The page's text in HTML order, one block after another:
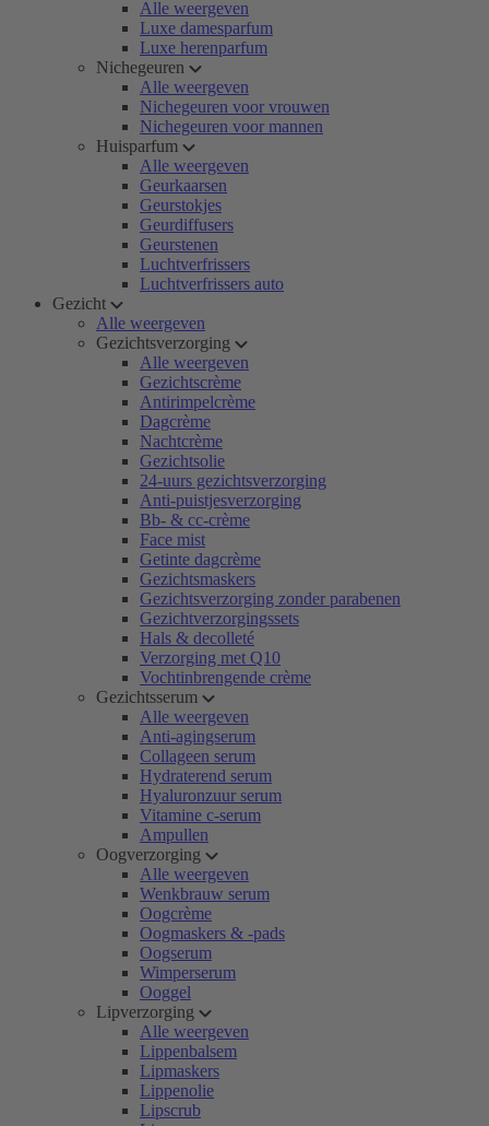
Alle weergeven
Luxe damesparfum
Luxe herenparfum
Nichegeuren
Alle weergeven
Nichegeuren voor vrouwen
Nichegeuren voor mannen
Huisparfum
Alle weergeven
Geurkaarsen
Geurstokjes
Geurdiffusers
Geurstenen
Luchtverfrissers
Luchtverfrissers auto
Gezicht
Alle weergeven
Gezichtsverzorging
Alle weergeven
Gezichtscrème
Antirimpelcrème
Dagcrème
Nachtcrème
Gezichtsolie
24-uurs gezichtsverzorging
Anti-puistjesverzorging
Bb- & cc-crème
Face mist
Getinte dagcrème
Gezichtsmaskers
Gezichtsverzorging zonder parabenen
Gezichtverzorgingssets
Hals & decolleté
Verzorging met Q10
Vochtinbrengende crème
Gezichtsserum
Alle weergeven
Anti-agingserum
Collageen serum
Hydraterend serum
Hyaluronzuur serum
Vitamine c-serum
Ampullen
Oogverzorging
Alle weergeven
Wenkbrauw serum
Oogcrème
Oogmaskers & -pads
Oogserum
Wimperserum
Ooggel
Lipverzorging
Alle weergeven
Lippenbalsem
Lipmaskers
Lippenolie
Lipscrub